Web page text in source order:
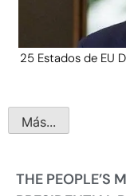
25 Estados de EU
Más...
THE PEOPLE’S